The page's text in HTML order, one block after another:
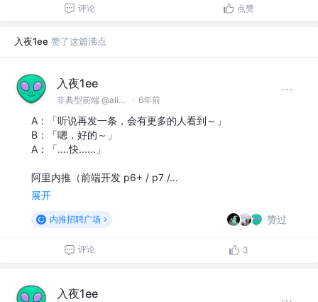
评论 点赞
入夜1ee 赞了这篇沸点
入夜1ee
非典型前端 @alibaba · 6年前
A：「听说再发一条，会有更多的人看到～」
B：「嗯，好的～」
A：「....快......」
阿里内推（前端开发 p6+ / p7 /…
展开
内推招聘广场 赞过
评论 3
入夜1ee